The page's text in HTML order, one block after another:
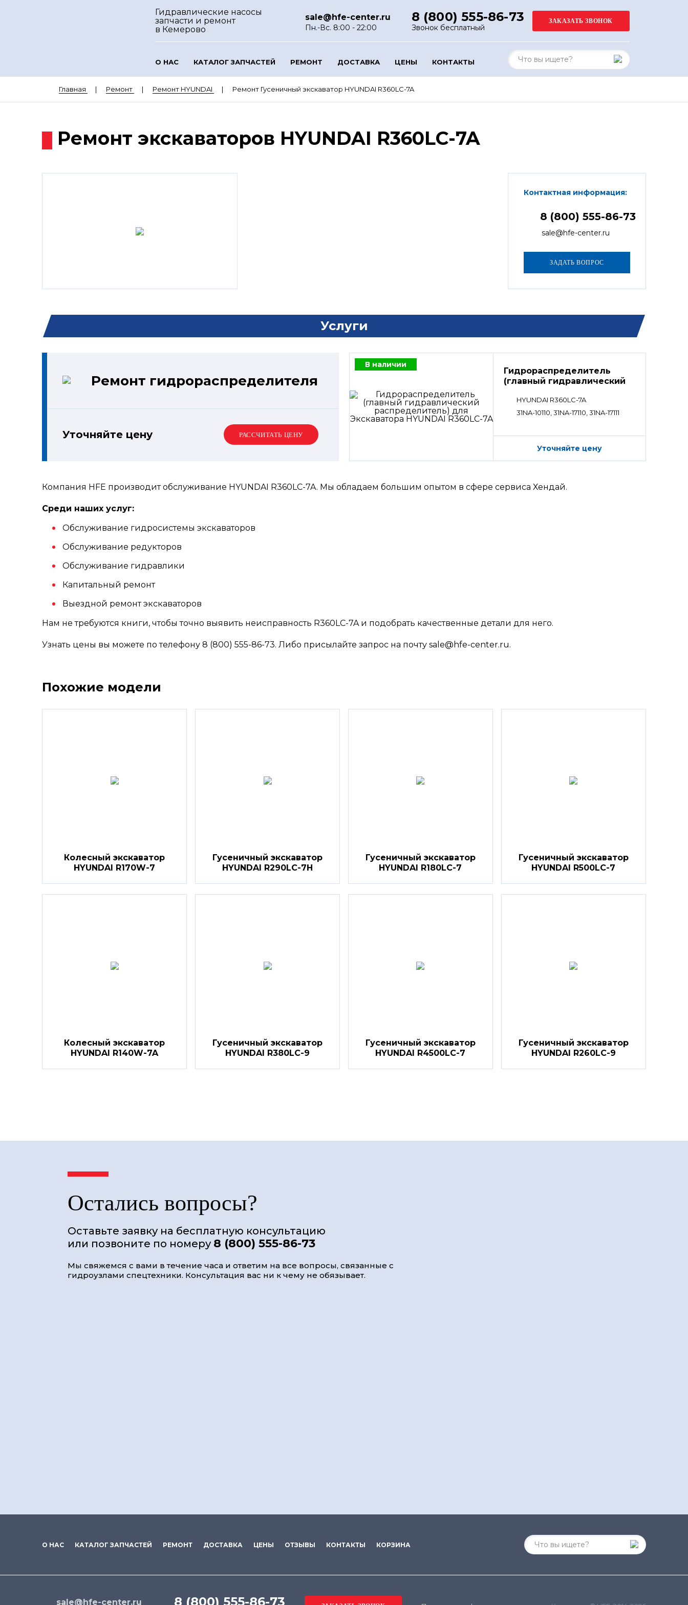
Гидравлические насосы
запчасти и ремонт
в Кемерово
sale@hfe-center.ru
Пн.-Вс. 8:00 - 22:00
8 (800) 555-86-73
Звонок бесплатный
О НАС КАТАЛОГ ЗАПЧАСТЕЙ РЕМОНТ ДОСТАВКА ЦЕНЫ КОНТАКТЫ
Главная Ремонт Ремонт HYUNDAI Ремонт Гусеничный экскаватор HYUNDAI R360LC-7A
Ремонт экскаваторов HYUNDAI R360LC-7A
Контактная информация:
8 (800) 555-86-73
sale@hfe-center.ru
Услуги
Ремонт гидрораспределителя
Уточняйте цену РАССЧИТАТЬ ЦЕНУ
В наличии
Гидрораспределитель
(главный гидравлический
HYUNDAI R360LC-7A
31NA-10110, 31NA-17110, 31NA-17111
Уточняйте цену
Компания HFE производит обслуживание HYUNDAI R360LC-7A. Мы обладаем большим опытом в сфере сервиса Хендай.
Среди наших услуг:
Обслуживание гидросистемы экскаваторов
Обслуживание редукторов
Обслуживание гидравлики
Капитальный ремонт
Выездной ремонт экскаваторов
Нам не требуются книги, чтобы точно выявить неисправность R360LC-7A и подобрать качественные детали для него.
Узнать цены вы можете по телефону 8 (800) 555-86-73. Либо присылайте запрос на почту sale@hfe-center.ru.
Похожие модели
Колесный экскаватор
HYUNDAI R170W-7
Гусеничный экскаватор
HYUNDAI R290LC-7H
Гусеничный экскаватор
HYUNDAI R180LC-7
Гусеничный экскаватор
HYUNDAI R500LC-7
Колесный экскаватор
HYUNDAI R140W-7A
Гусеничный экскаватор
HYUNDAI R380LC-9
Гусеничный экскаватор
HYUNDAI R4500LC-7
Гусеничный экскаватор
HYUNDAI R260LC-9
Остались вопросы?
Оставьте заявку на бесплатную консультацию
или позвоните по номеру 8 (800) 555-86-73
Мы свяжемся с вами в течение часа и ответим на все вопросы, связанные с
гидроузлами спецтехники. Консультация вас ни к чему не обязывает.
О НАС КАТАЛОГ ЗАПЧАСТЕЙ РЕМОНТ ДОСТАВКА ЦЕНЫ ОТЗЫВЫ КОНТАКТЫ КОРЗИНА
sale@hfe-center.ru 8 (800) 555-86-73